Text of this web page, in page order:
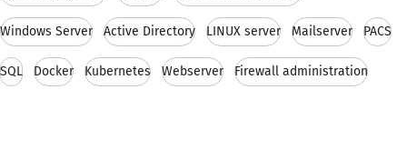
Windows Server Active Directory LINUX server Mailserver PACS
SQL Docker Kubernetes Webserver Firewall administration